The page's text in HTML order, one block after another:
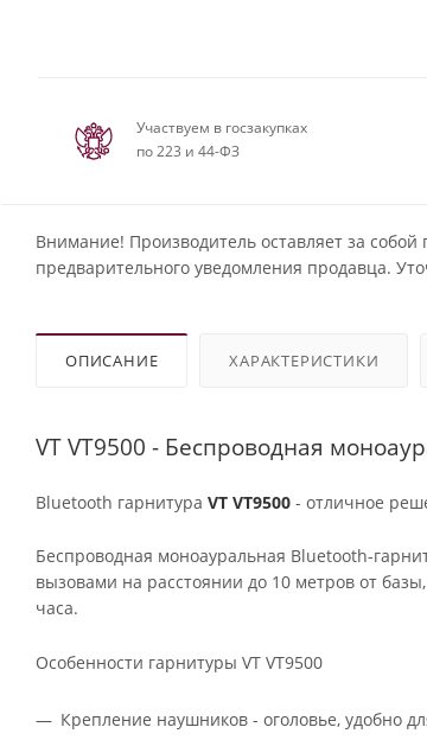
Участвуем в госзакупках
по 223 и 44-ФЗ
Внимание! Производитель оставляет за
предварительного уведомления продавца.
ОПИСАНИЕ ХАРАКТЕРИСТИКИ
VT VT9500 - Беспроводная
Bluetooth гарнитура VT VT9500 - отличное
Беспроводная моноауральная Bluetooth-
вызовами на расстоянии до 10 метров от
часа.
Особенности гарнитуры VT VT9500
Крепление наушников - оголовье, удобно